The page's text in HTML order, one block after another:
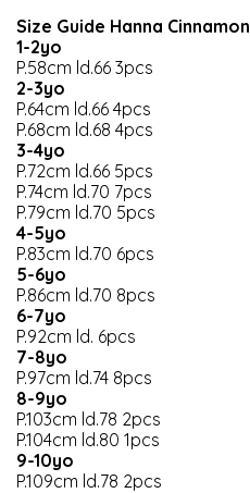
Size Guide Hanna Cinnamon
1-2yo
P.58cm ld.66 3pcs
2-3yo
P.64cm ld.66 4pcs
P.68cm ld.68 4pcs
3-4yo
P.72cm ld.66 5pcs
P.74cm ld.70 7pcs
P.79cm ld.70 5pcs
4-5yo
P.83cm ld.70 6pcs
5-6yo
P.86cm ld.70 8pcs
6-7yo
P.92cm ld. 6pcs
7-8yo
P.97cm ld.74 8pcs
8-9yo
P.103cm ld.78 2pcs
P.104cm ld.80 1pcs
9-10yo
P.109cm ld.78 2pcs